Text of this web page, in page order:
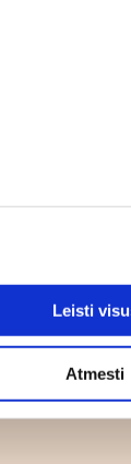
Leisti
Atmesti